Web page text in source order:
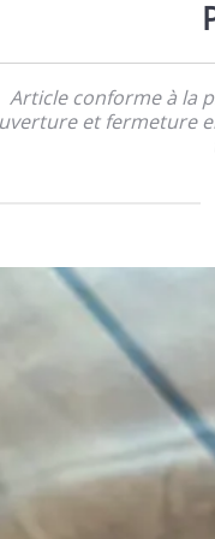
Article conforme à la
et fermeture